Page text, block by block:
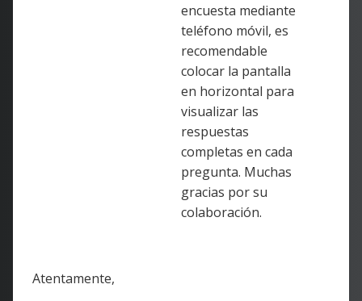
encuesta mediante
teléfono móvil, es
recomendable
colocar la pantalla
en horizontal para
visualizar las
respuestas
completas en cada
pregunta. Muchas
gracias por su
colaboración.
Atentamente,